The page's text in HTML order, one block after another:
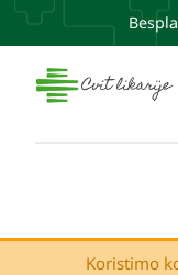
Koristimo